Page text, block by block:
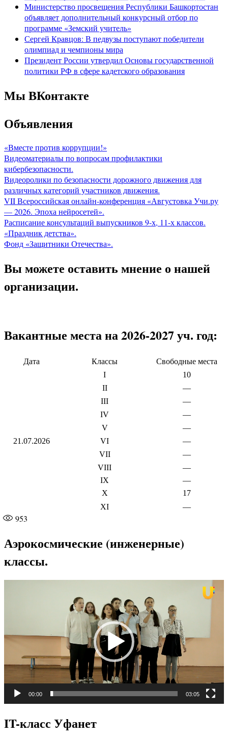
Министерство просвещения Республики Башкортостан
объявляет дополнительный конкурсный отбор по
программе «Земский учитель»
Сергей Кравцов: В педвузы поступают победители
олимпиад и чемпионы мира
Президент России утвердил Основы государственной
политики РФ в сфере кадетского образования
Мы ВКонтакте
Объявления
«Вместе против коррупции!»
Видеоматериалы по вопросам профилактики
кибербезопасности.
Видеоролики по безопасности дорожного движения для
различных категорий участников движения.
VII Всероссийская онлайн-конференция «Августовка Учи.ру
— 2026. Эпоха нейросетей».
Расписание консультаций выпускников 9-х, 11-х классов.
«Праздник детства».
Фонд «Защитники Отечества».
Вы можете оставить мнение о нашей
организации.
Вакантные места на 2026-2027 уч. год:
Дата Классы Свободные места
21.07.2026
I
10
II
—
III
—
IV
—
V
—
VI
—
VII
—
VIII
—
IX
—
X
17
XI
—
953
Аэрокосмические (инженерные)
классы.
00:00 03:05
IT-класс Уфанет